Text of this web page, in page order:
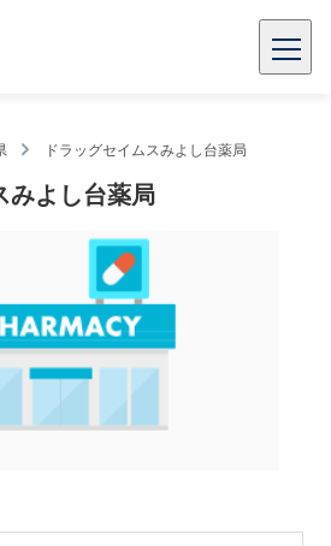
ドラッグセイムスみよし台薬局
みよし台薬局